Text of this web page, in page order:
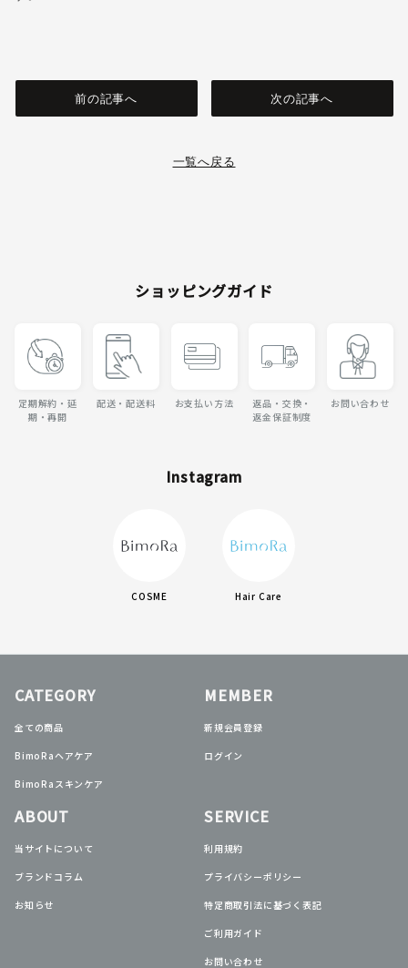
前の記事へ
一覧へ戻る
次の記事へ
ショッピングガイド
定期解約・延
期・再開
配送・配送料 お支払い方法
返品・交換・
返金保証制度
お問い合わせ
Instagram
COSME Hair Care
CATEGORY
全ての商品
BimoRaヘアケア
BimoRaスキンケア
MEMBER
新規会員登録
ログイン
ABOUT
当サイトについて
ブランドコラム
お知らせ
SERVICE
利用規約
プライバシーポリシー
特定商取引法に基づく表記
ご利用ガイド
お問い合わせ